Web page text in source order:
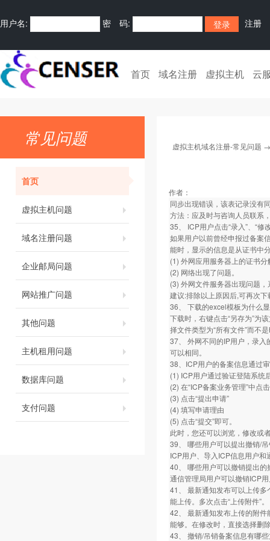
用户名: 密 码: 注册
首页 域名注册 虚拟主机 云
常见问题
首页
虚拟主机问题
域名注册问题
企业邮局问题
网站推广问题
其他问题
主机租用问题
数据库问题
支付问题
虚拟主机域名注册-常见问题
作者：
同步出现错误，该表记录没有
方法：应及时与咨询人员联系
35、 ICP用户点击“录入”、“修
如果用户以前曾经申报过备案
能时，显示的信息是从证书中
(1) 外网应用服务器上的证书
(2) 网络出现了问题。
(3) 外网文件服务器出现问题
建议:排除以上原因后,可再次
36、 下载的excel模板为什么
下载时，右键点击“另存为”为
择文件类型为“所有文件”而不
37、 外网不同的IP用户，录
可以相同。
38、ICP用户的备案信息通过
(1) ICP用户通过验证登陆系统
(2) 在“ICP备案业务管理”中点
(3) 点击“提出申请”
(4) 填写申请理由
(5) 点击“提交”即可。
此时，您还可以浏览，修改或
39、 哪些用户可以提出撤销/
ICP用户、导入ICP信息用户
40、 哪些用户可以撤销提出的
通信管理局用户可以撤销ICP
41、 最新通知发布可以上传
能上传。多次点击“上传附件”。
42、 最新通知发布上传的附件
能够。在修改时，直接选择删
43、 撤销/吊销备案信息有哪